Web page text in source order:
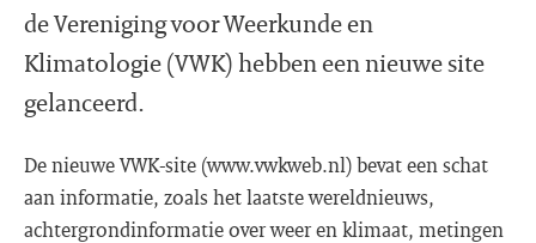
de Vereniging voor Weerkunde en
Klimatologie (VWK) hebben een nieuwe site
gelanceerd.
De nieuwe VWK-site (www.vwkweb.nl) bevat een schat
aan informatie, zoals het laatste wereldnieuws,
achtergrondinformatie over weer en klimaat, metingen